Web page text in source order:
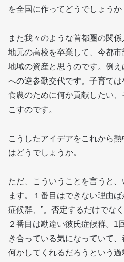
を全国に作ってどうでしょうか
また我々のような首都圏の関係
地元の高校を卒業して、今都
地域の資産と思うのです。例
への逆参勤交代です。子育て
食農のために何か貢献したい
こすのです。
こうしたアイデアをこれから
はどうでしょうか。
ただ、こういうことを言うと
ます。１番目はできない理由
症候群、”。否定するだけでな
２番目は勘違い彼氏症候群。1
き合っている気になっていて、
何かしてくれるだろうという